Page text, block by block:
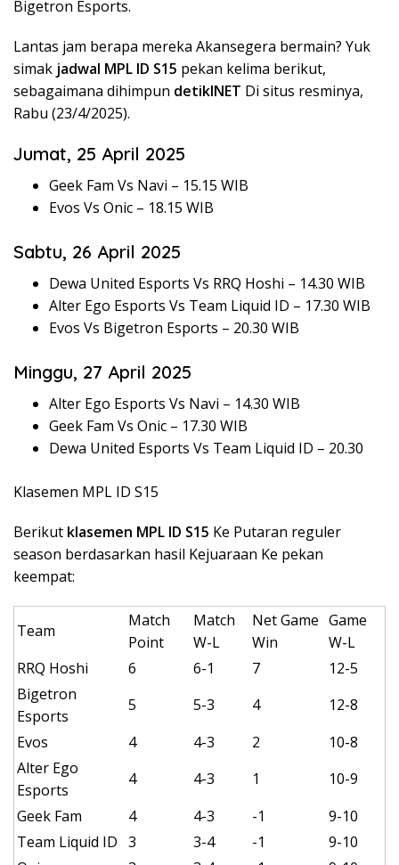
Bigetron Esports.
Lantas jam berapa mereka Akansegera bermain? Yuk
simak jadwal MPL ID S15 pekan kelima berikut,
sebagaimana dihimpun detikINET Di situs resminya,
Rabu (23/4/2025).
Jumat, 25 April 2025
Geek Fam Vs Navi – 15.15 WIB
Evos Vs Onic – 18.15 WIB
Sabtu, 26 April 2025
Dewa United Esports Vs RRQ Hoshi – 14.30 WIB
Alter Ego Esports Vs Team Liquid ID – 17.30 WIB
Evos Vs Bigetron Esports – 20.30 WIB
Minggu, 27 April 2025
Alter Ego Esports Vs Navi – 14.30 WIB
Geek Fam Vs Onic – 17.30 WIB
Dewa United Esports Vs Team Liquid ID – 20.30
Klasemen MPL ID S15
Berikut klasemen MPL ID S15 Ke Putaran reguler
season berdasarkan hasil Kejuaraan Ke pekan
keempat:
Team
Match
Point
Match
W-L
Net Game
Win
Game
W-L
RRQ Hoshi
6 6-1 7
12-5
Bigetron
Esports
5 5-3 4
12-8
Evos
4 4-3 2
10-8
Alter Ego
Esports
4 4-3 1
10-9
Geek Fam
4 4-3 -1
9-10
Team Liquid ID 3 3-4 -1
9-10